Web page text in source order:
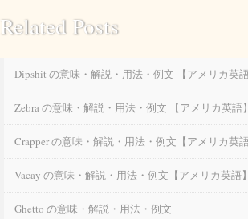
Related Posts
Dipshit の意味・解説・用法・例文 【アメリカ英語
Zebra の意味・解説・用法・例文 【アメリカ英語】
Crapper の意味・解説・用法・例文【アメリカ英語
Vacay の意味・解説・用法・例文【アメリカ英語】
Ghetto の意味・解説・用法・例文